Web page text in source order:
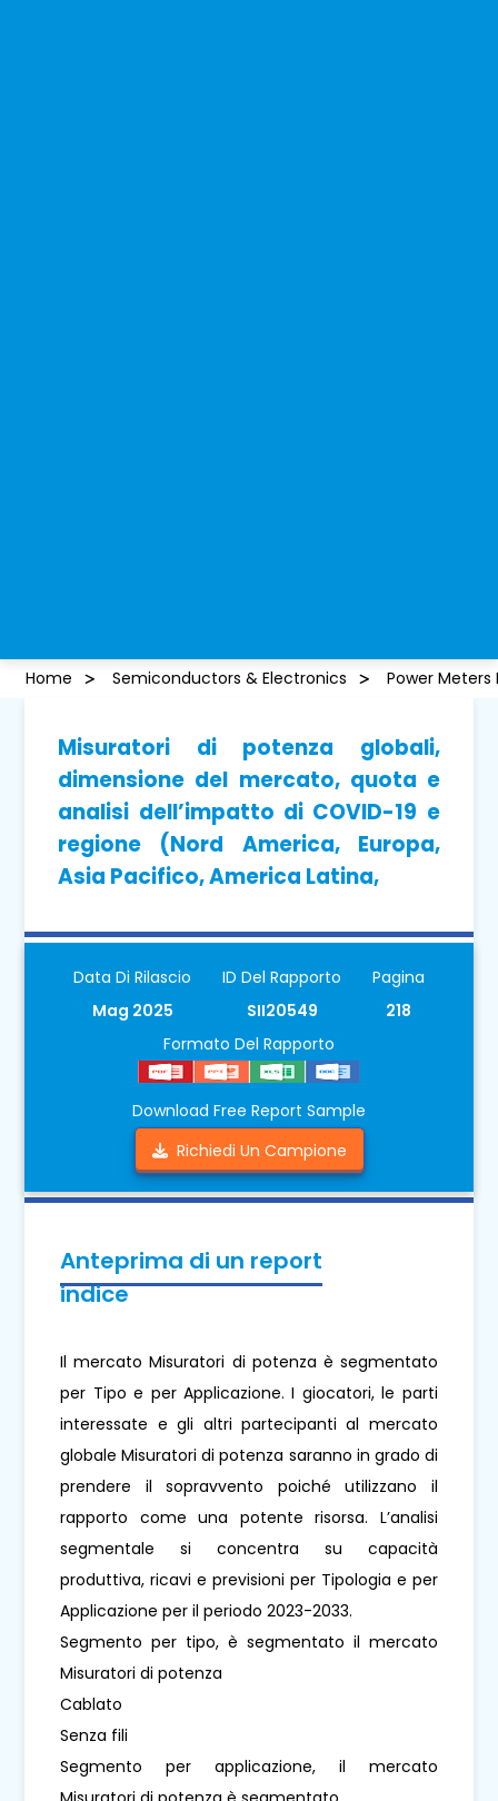
Home Semiconductors & Electronics Power Meters
Misuratori di potenza globali,
dimensione del mercato, quota e
analisi dell’impatto di COVID-19 e
regione (Nord America, Europa,
Asia Pacifico, America Latina,
Data Di Rilascio
Mag 2025
ID Del Rapporto
SII20549
Pagina
218
Formato Del Rapporto
Download Free Report Sample
Richiedi Un Campione
Anteprima di un report
indice
Il mercato Misuratori di potenza è segmentato
per Tipo e per Applicazione. I giocatori, le parti
interessate e gli altri partecipanti al mercato
globale Misuratori di potenza saranno in grado di
prendere il sopravvento poiché utilizzano il
rapporto come una potente risorsa. L’analisi
segmentale si concentra su capacità
produttiva, ricavi e previsioni per Tipologia e per
Applicazione per il periodo 2023-2033.
Segmento per tipo, è segmentato il mercato
Misuratori di potenza
Cablato
Senza fili
Segmento per applicazione, il mercato